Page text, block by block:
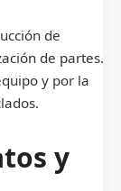
de
de partes.
y por la
y